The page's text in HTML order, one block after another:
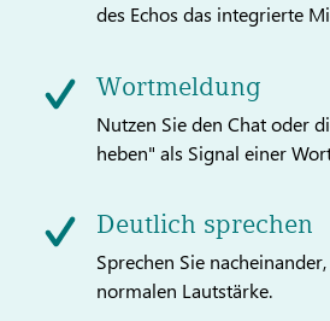
des Echos das integrierte
Wortmeldung
Nutzen Sie den Chat oder
heben" als Signal einer
Deutlich sprechen
Sprechen Sie
normalen Lautstärke.